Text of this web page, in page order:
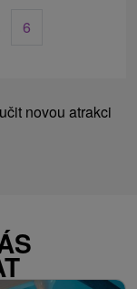
6
novou atrakci